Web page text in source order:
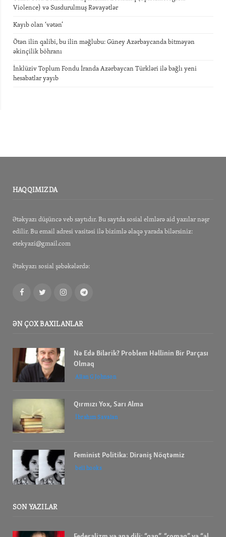
Violence) və Susdurulmuş Rəvayətlər
Kayıb olan ‘vətən’
Ötən ilin qalibi, bu ilin məğlubu: Güney Azərbaycanda bitməyən
əkinçilik böhranı
İnklüziv Toplum Fondu İranda Azərbaycan Türkləri ilə bağlı yeni
hesabatlar yayıb
HAQQIMIZDA
Ətəkyazı düşüncə veb saytıdır. Bu saytda sosial elmlərə aid yazılar nəşr
edilir. Bu email adresi vasitəsi ilə bizimlə əlaqə yarada bilərsiniz:
etekyazi@gmail.com
Ətəkyazı sosial şəbəkələrdə:
FacebookTwitterInstagramTelegram
ƏN ÇOX BAXILANLAR
Nə Edə Bilərik? Problem Həllinin Bir Parçası
Olmaq
Allan G Johnson
Qırmızı Yox, Sarı Alma
İbrahım Savalan
Feminist Politika: Dirəniş Nöqtəmiz
bell hooks
SON YAZILAR